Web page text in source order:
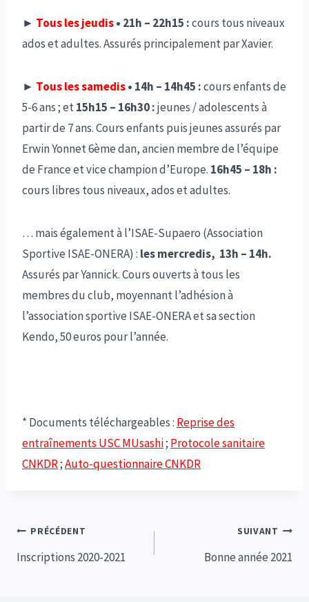
► Tous les jeudis• 21h – 22h15 :cours tous niveaux
ados et adultes. Assurés principalement par Xavier.
► Tous les samedis• 14h – 14h45 :cours enfants de
5-6 ans ; et15h15 – 16h30 :jeunes / adolescents à
partir de 7 ans. Cours enfants puis jeunes assurés par
Erwin Yonnet 6ème dan, ancien membre de l’équipe
de France et vice champion d’Europe. 16h45 – 18h :
cours libres tous niveaux, ados et adultes.
… mais également à l’ISAE-Supaero (Association
Sportive ISAE-ONERA) : les mercredis, 13h – 14h.
Assurés par Yannick. Cours ouverts à tous les
membres du club, moyennant l’adhésion à
l’association sportive ISAE-ONERA et sa section
Kendo, 50 euros pour l’année.
* Documents téléchargeables : Reprise des
entraînements USC MUsashi; Protocole sanitaire
CNKDR;Auto-questionnaire CNKDR
Navigation
de
PRÉCÉDENT
Inscriptions 2020-2021
SUIVANT
Bonne année 2021